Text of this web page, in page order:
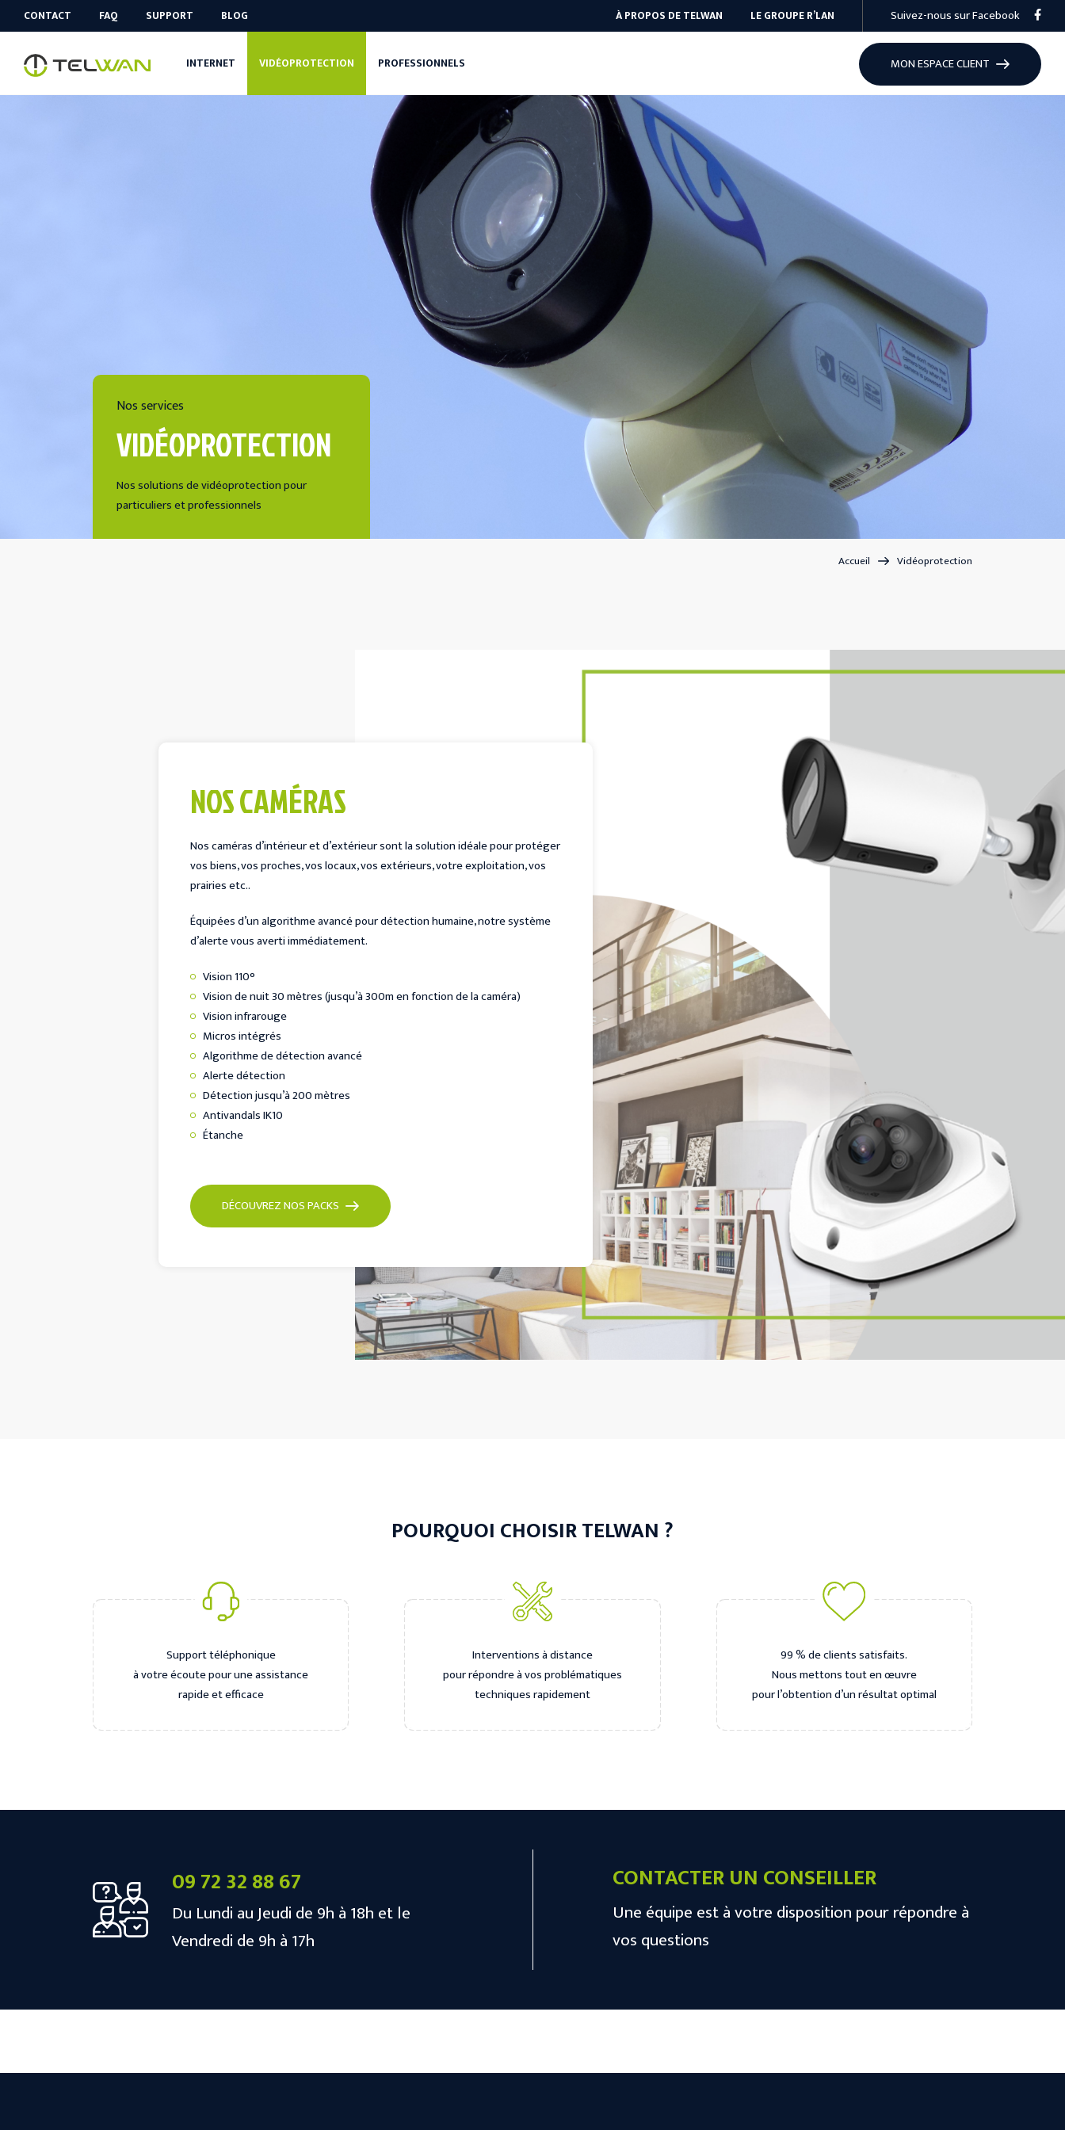
CONTACT FAQ SUPPORT BLOG À PROPOS DE TELWAN LE GROUPE R’LAN Suivez-nous sur Facebook
INTERNET VIDÉOPROTECTION PROFESSIONNELS MON ESPACE CLIENT
Nos services
VIDÉOPROTECTION
Nos solutions de vidéoprotection pour
particuliers et professionnels
Accueil Vidéoprotection
NOS CAMÉRAS
Nos caméras d’intérieur et d’extérieur sont la solution idéale pour protéger
vos biens, vos proches, vos locaux, vos extérieurs, votre exploitation, vos
prairies etc..
Équipées d’un algorithme avancé pour détection humaine, notre système
d’alerte vous averti immédiatement.
Vision 110°
Vision de nuit 30 mètres (jusqu’à 300m en fonction de la caméra)
Vision infrarouge
Micros intégrés
Algorithme de détection avancé
Alerte détection
Détection jusqu’à 200 mètres
Antivandals IK10
Étanche
DÉCOUVREZ NOS PACKS
POURQUOI CHOISIR TELWAN ?
Support téléphonique
à votre écoute pour une assistance
rapide et efficace
Interventions à distance
pour répondre à vos problématiques
techniques rapidement
99 % de clients satisfaits.
Nous mettons tout en œuvre
pour l’obtention d’un résultat optimal
09 72 32 88 67
Du Lundi au Jeudi de 9h à 18h et le
Vendredi de 9h à 17h
CONTACTER UN CONSEILLER
Une équipe est à votre disposition pour répondre à
vos questions